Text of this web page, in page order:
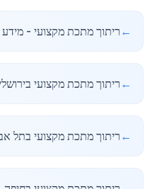
← ריתוך מתכת מקצועי - מידע
←ריתוך מתכת מקצועי
← ריתוך מתכת מקצועי בתל